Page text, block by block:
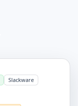
Slackware